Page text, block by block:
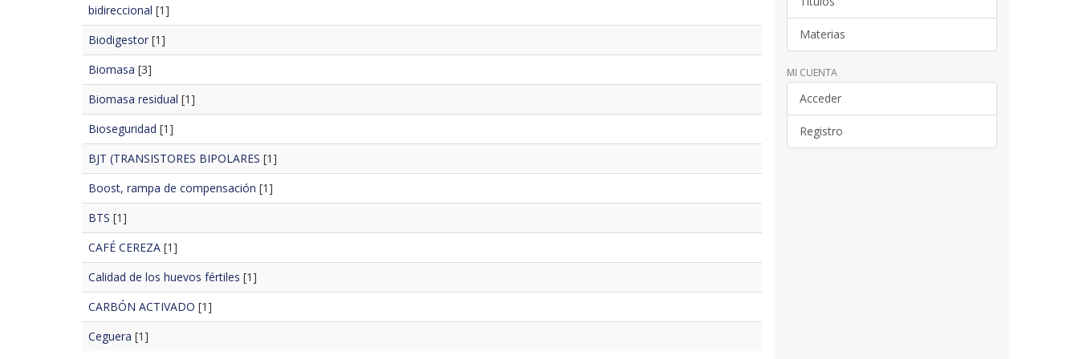
bidireccional [1]
Biodigestor [1]
Biomasa [3]
Biomasa residual [1]
Bioseguridad [1]
BJT (TRANSISTORES BIPOLARES [1]
Boost, rampa de compensación [1]
BTS [1]
CAFÉ CEREZA [1]
Calidad de los huevos fértiles [1]
CARBÓN ACTIVADO [1]
Ceguera [1]
Materias
MI CUENTA
Acceder
Registro